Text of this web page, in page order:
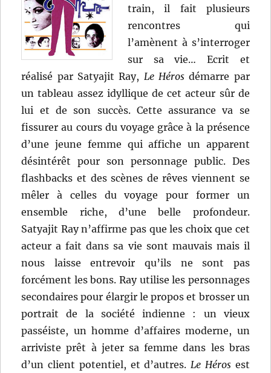
train, il fait plusieurs
rencontres qui
l’amènent à s’interroger
sur sa vie… Ecrit et
réalisé par Satyajit Ray, Le Héros démarre par
un tableau assez idyllique de cet acteur sûr de
lui et de son succès. Cette assurance va se
fissurer au cours du voyage grâce à la présence
d’une jeune femme qui affiche un apparent
désintérêt pour son personnage public. Des
flashbacks et des scènes de rêves viennent se
mêler à celles du voyage pour former un
ensemble riche, d’une belle profondeur.
Satyajit Ray n’affirme pas que les choix que cet
acteur a fait dans sa vie sont mauvais mais il
nous laisse entrevoir qu’ils ne sont pas
forcément les bons. Ray utilise les personnages
secondaires pour élargir le propos et brosser un
portrait de la société indienne : un vieux
passéiste, un homme d’affaires moderne, un
arriviste prêt à jeter sa femme dans les bras
d’un client potentiel, et d’autres.Le Hérosest